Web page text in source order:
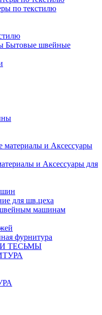
по текстилю
Бытовые швейные
и Аксессуары для
для шв.цеха
машинам
фурнитура
ТЕСЬМЫ